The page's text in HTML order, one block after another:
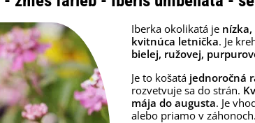
Iberka okolikatá je
kvitnúca letnička. Je
bielej, ružovej,
Je to košatá jednoročná
rozvetvuje sa do strán.
mája do augusta. Je
alebo priamo v záhonoch.